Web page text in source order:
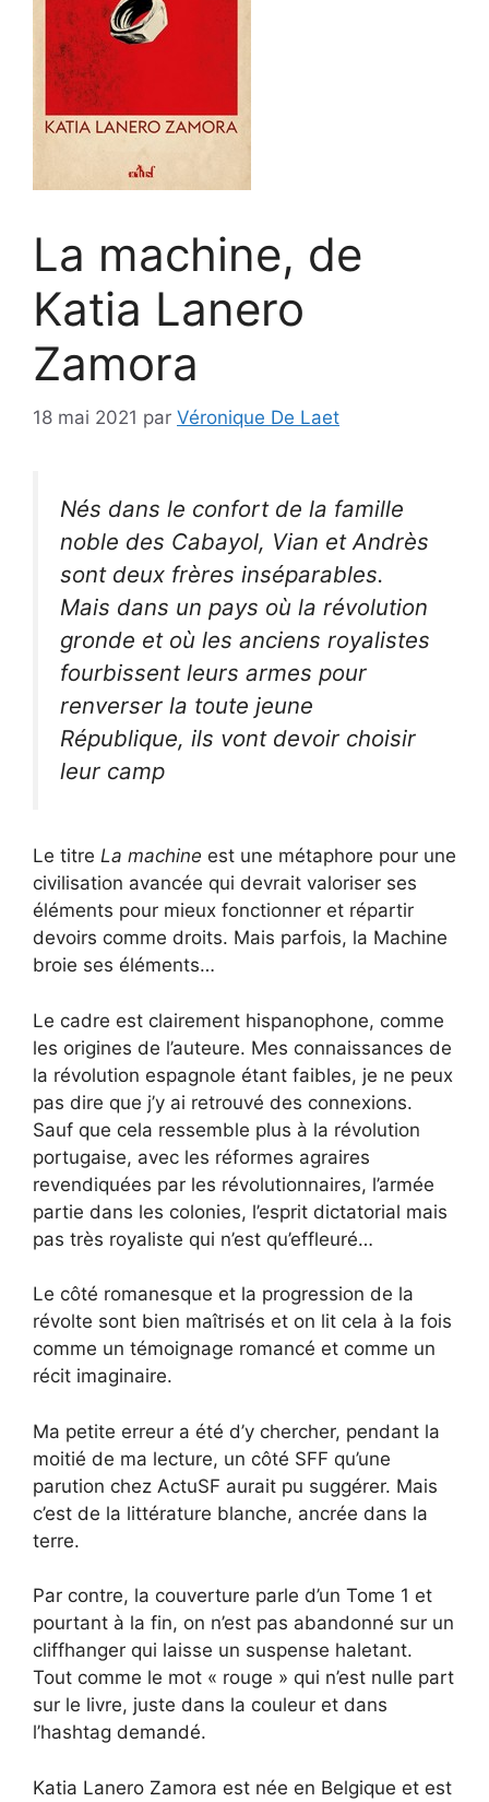
La machine, de
Katia Lanero
Zamora
18 mai 2021 par Véronique De Laet
Nés dans le confort de la famille
noble des Cabayol, Vian et Andrès
sont deux frères inséparables.
Mais dans un pays où la révolution
gronde et où les anciens royalistes
fourbissent leurs armes pour
renverser la toute jeune
République, ils vont devoir choisir
leur camp
Le titre La machine est une métaphore pour une
civilisation avancée qui devrait valoriser ses
éléments pour mieux fonctionner et répartir
devoirs comme droits. Mais parfois, la Machine
broie ses éléments…
Le cadre est clairement hispanophone, comme
les origines de l’auteure. Mes connaissances de
la révolution espagnole étant faibles, je ne peux
pas dire que j’y ai retrouvé des connexions.
Sauf que cela ressemble plus à la révolution
portugaise, avec les réformes agraires
revendiquées par les révolutionnaires, l’armée
partie dans les colonies, l’esprit dictatorial mais
pas très royaliste qui n’est qu’effleuré…
Le côté romanesque et la progression de la
révolte sont bien maîtrisés et on lit cela à la fois
comme un témoignage romancé et comme un
récit imaginaire.
Ma petite erreur a été d’y chercher, pendant la
moitié de ma lecture, un côté SFF qu’une
parution chez ActuSF aurait pu suggérer. Mais
c’est de la littérature blanche, ancrée dans la
terre.
Par contre, la couverture parle d’un Tome 1 et
pourtant à la fin, on n’est pas abandonné sur un
cliffhanger qui laisse un suspense haletant.
Tout comme le mot « rouge » qui n’est nulle part
sur le livre, juste dans la couleur et dans
l’hashtag demandé.
Katia Lanero Zamora est née en Belgique et est